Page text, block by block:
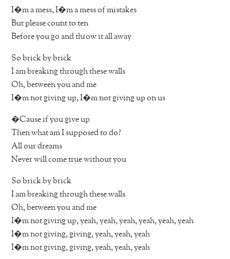
I�m a mess, I�m a mess of mistakes
But please count to ten
Before you go and throw it all away
So brick by brick
I am breaking through these walls
Oh, between you and me
I�m not giving up, I�m not giving up on us
�Cause if you give up
Then what am I supposed to do?
All our dreams
Never will come true without you
So brick by brick
I am breaking through these walls
Oh, between you and me
I�m not giving up, yeah, yeah, yeah, yeah, yeah, yeah
I�m not giving, giving, yeah, yeah, yeah
I�m not giving, giving, yeah, yeah, yeah